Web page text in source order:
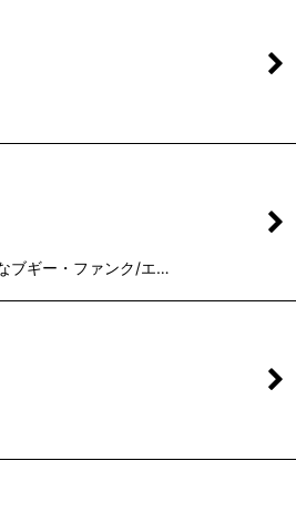
ブギー・ファンク/エ…